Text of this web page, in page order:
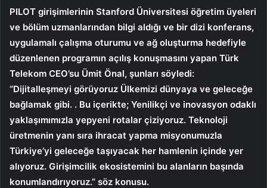
PILOT girişimlerinin Stanford Üniversitesi öğretim üyeleri
ve bölüm uzmanlarından bilgi aldığı ve bir dizi konferans,
uygulamalı çalışma oturumu ve ağ oluşturma hedefiyle
düzenlenen programın açılış konuşmasını yapan Türk
Telekom CEO’su Ümit Önal, şunları söyledi:
“Dijitalleşmeyi görüyoruz Ülkemizi dünyaya ve geleceğe
bağlamak gibi. . Bu içerikte; Yenilikçi ve inovasyon odaklı
yaklaşımımızla yepyeni rotalar çiziyoruz. Teknoloji
üretmenin yanı sıra ihracat yapma misyonumuzla
Türkiye’yi geleceğe taşıyacak her hamlenin içinde yer
alıyoruz. Girişimcilik ekosistemini bu alanların başında
konumlandırıyoruz.” söz konusu.